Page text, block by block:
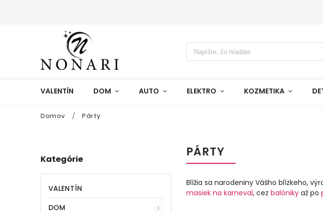
VALENTÍN DOM AUTO ELEKTRO KOZMETIKA
Domov / Párty
Kategórie
VALENTÍN
DOM
PÁRTY
Blížia sa narodeniny Vášho blízkeho,
masiek na karneval, cez balóniky až po